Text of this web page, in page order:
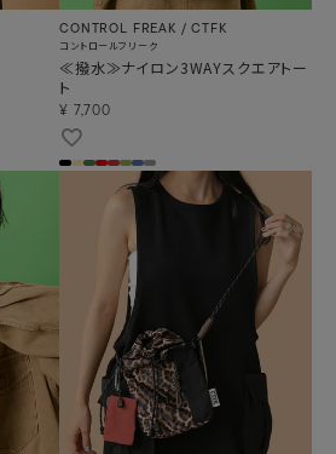
CONTROL FREAK / CTFK
コントロールフリーク
≪撥水≫ナイロン3WAYスクエアトー
ト
¥ 7,700